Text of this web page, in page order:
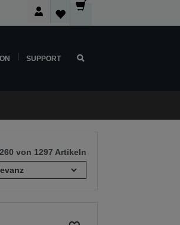
SUPPORT
von 1297 Artikeln